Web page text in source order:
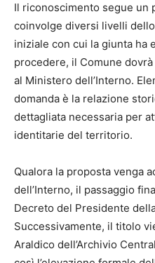
Il riconoscimento segue un
coinvolge diversi livelli
iniziale con cui la giunta ha
procedere, il Comune
al Ministero dell’Interno.
domanda è la relazione
dettagliata necessaria per
identitarie del territorio.
Qualora la proposta venga
dell’Interno, il passaggio
Decreto del Presidente
Successivamente, il titolo
Araldico dell’Archivio